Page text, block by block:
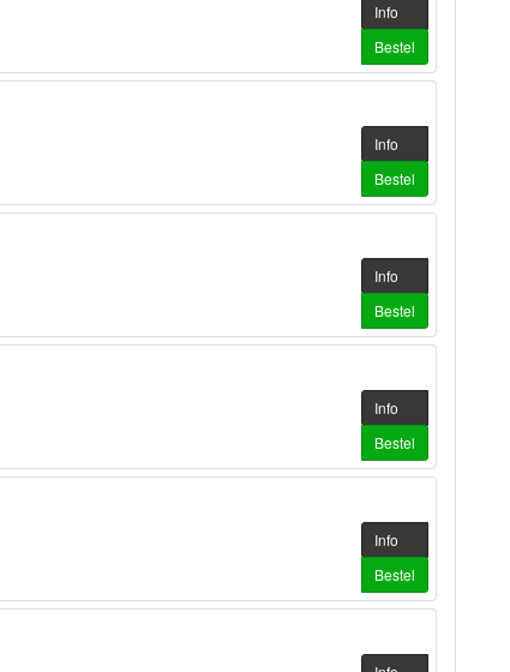
Info
Bestel
Info
Bestel
Info
Bestel
Info
Bestel
Info
Bestel